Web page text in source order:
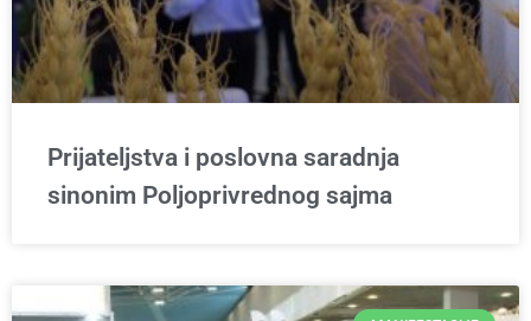
Prijateljstva i poslovna saradnja
sinonim Poljoprivrednog sajma